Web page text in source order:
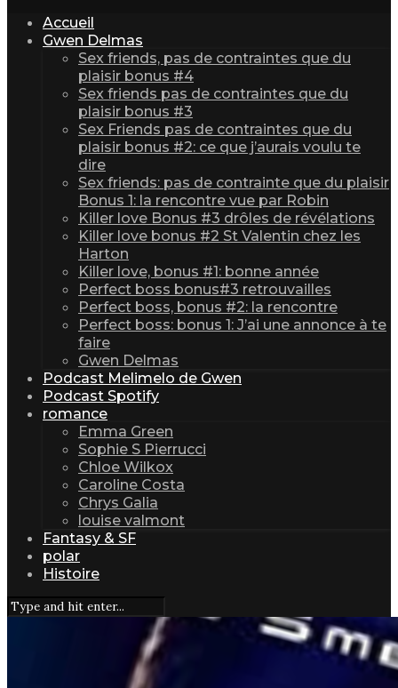
Accueil
Gwen Delmas
Sex friends, pas de contraintes que du
plaisir bonus #4
Sex friends pas de contraintes que du
plaisir bonus #3
Sex Friends pas de contraintes que du
plaisir bonus #2: ce que j’aurais voulu te
dire
Sex friends: pas de contrainte que du plaisir
Bonus 1: la rencontre vue par Robin
Killer love Bonus #3 drôles de révélations
Killer love bonus #2 St Valentin chez les
Harton
Killer love, bonus #1: bonne année
Perfect boss bonus#3 retrouvailles
Perfect boss, bonus #2: la rencontre
Perfect boss: bonus 1: J’ai une annonce à te
faire
Gwen Delmas
Podcast Melimelo de Gwen
Podcast Spotify
romance
Emma Green
Sophie S Pierrucci
Chloe Wilkox
Caroline Costa
Chrys Galia
louise valmont
Fantasy & SF
polar
Histoire